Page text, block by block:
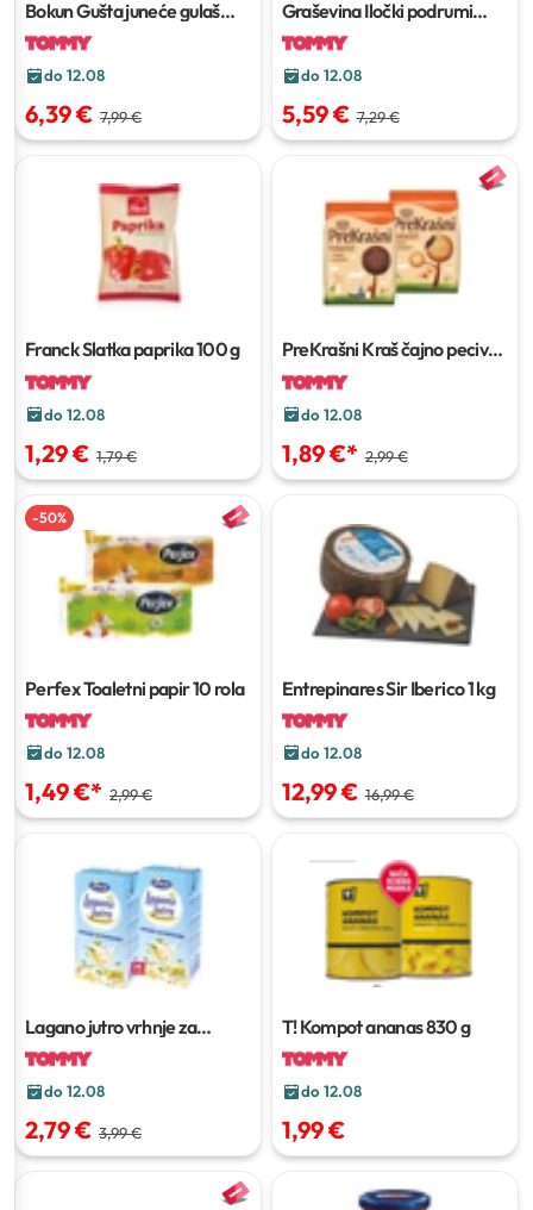
Bokun Gušta juneće gulaš
kocke500 g
do 12.08
6,39 € 7,99 €
Graševina Iločki podrumi
vino bijelo
do 12.08
5,59 € 7,29 €
Franck Slatka paprika100 g
do 12.08
1,29 € 1,79 €
PreKrašni Kraš čajno pecivo
220 g
do 12.08
1,89 €* 2,99 €
-50%
Perfex Toaletni papir10 rola
do 12.08
1,49 €* 2,99 €
Entrepinares Sir Iberico1 kg
do 12.08
12,99 € 16,99 €
Lagano jutro vrhnje za
kuhanje500 g
do 12.08
2,79 € 3,99 €
T! Kompot ananas830 g
do 12.08
1,99 €